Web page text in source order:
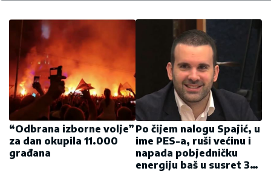
“Odbrana izborne volje”
za dan okupila 11.000
građana
Po čijem nalogu Spajić, u
ime PES-a, ruši većinu i
napada pobjedničku
energiju baš u susret 30.